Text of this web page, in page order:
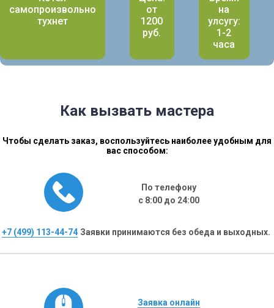
самопроизвольно
тухнет
от
1200
руб.
на
улсугу:
1-2
часа
Как вызвать мастера
Чтобы сделать заказ, воспользуйтесь наиболее удобным для
вас способом:
По телефону
с 8:00 до 24:00
+7 (499) 113-44-74 Заявки принимаются без обеда и выходных.
Заявка онлайн